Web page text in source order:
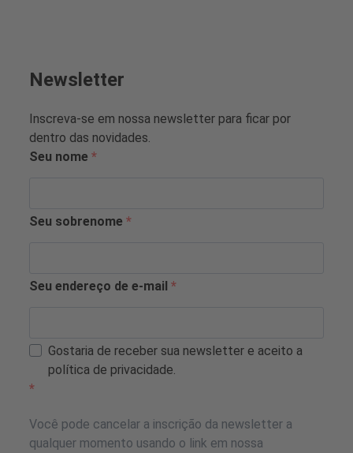
Newsletter
Inscreva-se em nossa newsletter para ficar por
dentro das novidades.
Seu nome
Seu sobrenome
Seu endereço de e-mail
Gostaria de receber sua newsletter e aceito a
política de privacidade.
Você pode cancelar a inscrição da newsletter a
qualquer momento usando o link em nossa